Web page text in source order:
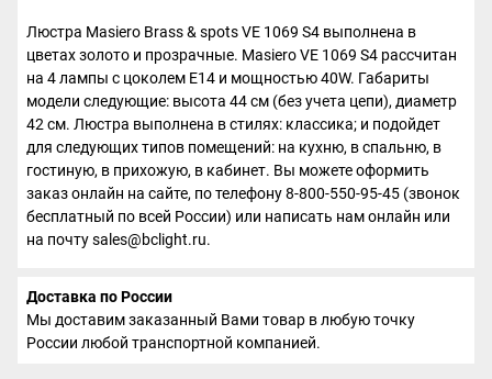
Люстра Masiero Brass & spots VE 1069 S4 выполнена в
цветах золото и прозрачные. Masiero VE 1069 S4 рассчитан
на 4 лампы с цоколем E14 и мощностью 40W. Габариты
модели следующие: высота 44 см (без учета цепи), диаметр
42 см. Люстра выполнена в стилях: классика; и подойдет
для следующих типов помещений: на кухню, в спальню, в
гостиную, в прихожую, в кабинет. Вы можете оформить
заказ онлайн на сайте, по телефону 8-800-550-95-45 (звонок
бесплатный по всей России) или написать нам онлайн или
на почту sales@bclight.ru.
Доставка по России
Мы доставим заказанный Вами товар в любую точку
России любой транспортной компанией.